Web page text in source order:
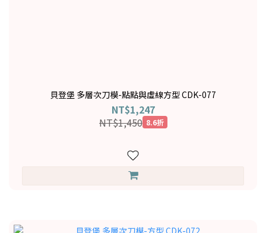
貝登堡 多層次刀模-點點與虛線方型 CDK-077
NT$1,247
NT$1,450 8.6折